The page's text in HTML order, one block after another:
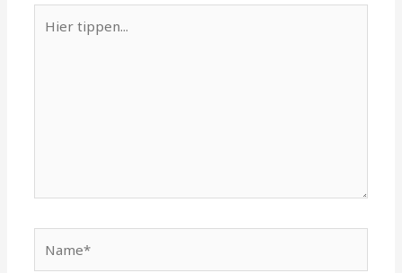
tippen...